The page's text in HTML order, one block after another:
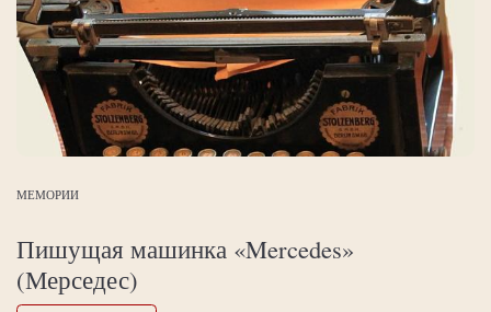
МЕМОРИИ
Пишущая машинка «Mercedes»
(Мерседес)